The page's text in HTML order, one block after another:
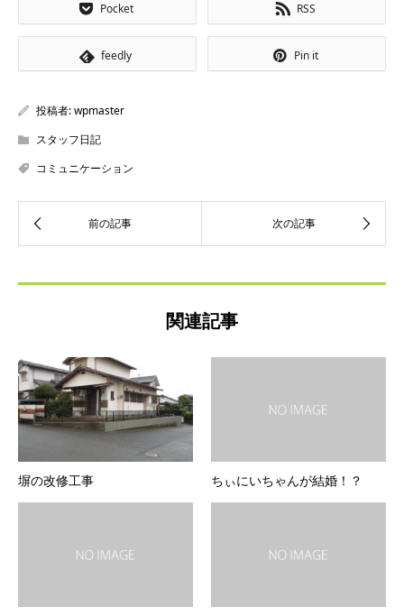
Pocket RSS
feedly Pin it
投稿者:wpmaster
スタッフ日記
コミュニケーション
関連記事
塀の改修工事 ちぃにいちゃんが結婚！？